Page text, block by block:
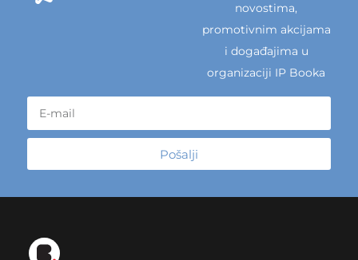
novostima,
promotivnim akcijama
i događajima u
organizaciji IP Booka
Pošalji